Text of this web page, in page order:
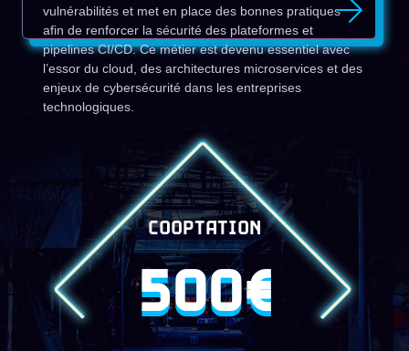
vulnérabilités et met en place des bonnes pratiques
afin de renforcer la sécurité des plateformes et
pipelines CI/CD. Ce métier est devenu essentiel avec
l’essor du cloud, des architectures microservices et des
enjeux de cybersécurité dans les entreprises
technologiques.
COOPTATION
500€